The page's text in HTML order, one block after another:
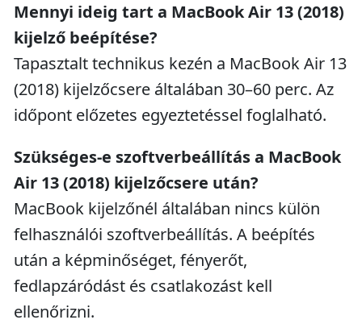
Mennyi ideig tart a MacBook Air 13 (2018)
kijelző beépítése?
Tapasztalt technikus kezén a MacBook Air 13
(2018) kijelzőcsere általában 30–60 perc. Az
időpont előzetes egyeztetéssel foglalható.
Szükséges-e szoftverbeállítás a MacBook
Air 13 (2018) kijelzőcsere után?
MacBook kijelzőnél általában nincs külön
felhasználói szoftverbeállítás. A beépítés
után a képminőséget, fényerőt,
fedlapzáródást és csatlakozást kell
ellenőrizni.